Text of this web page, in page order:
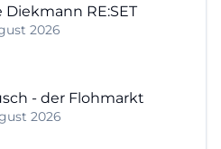
RE:SET
2026
- der Flohmarkt
2026